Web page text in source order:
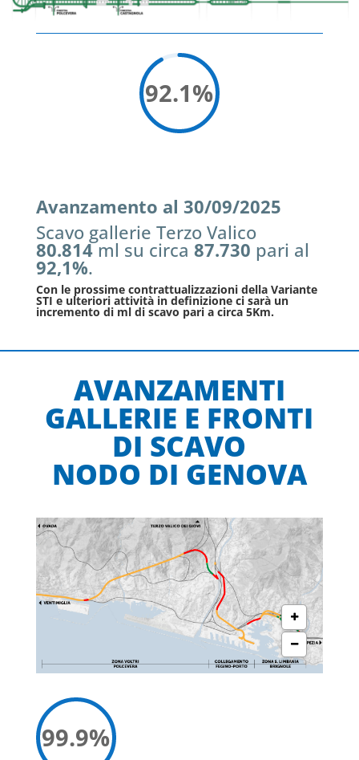
92.1%
Avanzamento al 30/09/2025
Scavo gallerie Terzo Valico
80.814ml su circa 87.730 pari al
92,1%.
Con le prossime contrattualizzazioni della Variante
STI e ulteriori attività in definizione ci sarà un
incremento di ml di scavo pari a circa 5Km.
AVANZAMENTI
GALLERIE E FRONTI
DI SCAVO
NODO DI GENOVA
99.9%